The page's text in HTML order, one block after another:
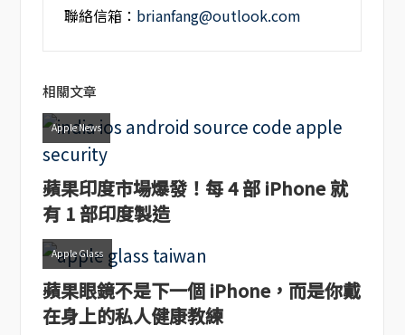
聯絡信箱： brianfang@outlook.com
相關文章
Apple News
蘋果印度市場爆發！每 4 部 iPhone 就
有 1 部印度製造
Apple Glass
蘋果眼鏡不是下一個 iPhone，而是你戴
在身上的私人健康教練